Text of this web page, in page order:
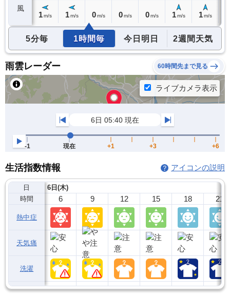
風
1 m/s 1 m/s 0 m/s 0 m/s 0 m/s 1 m/s 1 m/s
5分毎 1時間毎 今日明日 2週間天気
雨雲レーダー 60時間先まで見る
生活指数情報 アイコンの説明
日
時間
熱中症
天気痛
洗濯
6日(木)
6 9 12 15 18 21